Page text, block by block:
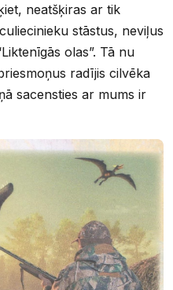
neatšķiras ar tik
stāstus, neviļus
olas”. Tā nu
radījis cilvēka
sacensties ar mums ir